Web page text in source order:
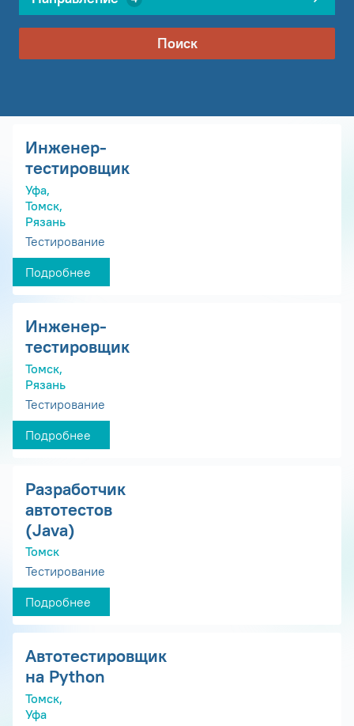
Поиск
Инженер-
тестировщик
Уфа,
Томск,
Рязань
Тестирование
Подробнее
Инженер-
тестировщик
Томск,
Рязань
Тестирование
Подробнее
Разработчик
автотестов
(Java)
Томск
Тестирование
Подробнее
Автотестировщик
на Python
Томск,
Уфа